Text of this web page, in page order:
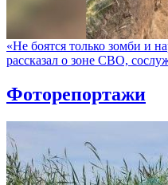
«Не боятся только зомби и
рассказал о зоне СВО,
Фоторепортажи